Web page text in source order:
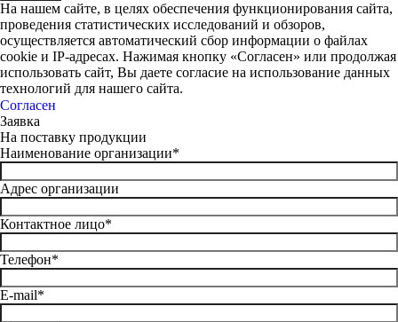
На нашем сайте, в целях обеспечения функционирования сайта,
проведения статистических исследований и обзоров,
осуществляется автоматический сбор информации о файлах
cookie и IP-адресах. Нажимая кнопку «Согласен» или продолжая
использовать сайт, Вы даете согласие на использование данных
технологий для нашего сайта.
Согласен
Заявка
На поставку продукции
Наименование организации*
Адрес организации
Контактное лицо*
Телефон*
E-mail*